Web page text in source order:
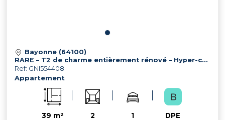
Bayonne (64100)
RARE – T2 de charme entièrement rénové – Hyper-centre Petit Bayo
Ref: GNI554408
Appartement
39 m² 2 1 DPE